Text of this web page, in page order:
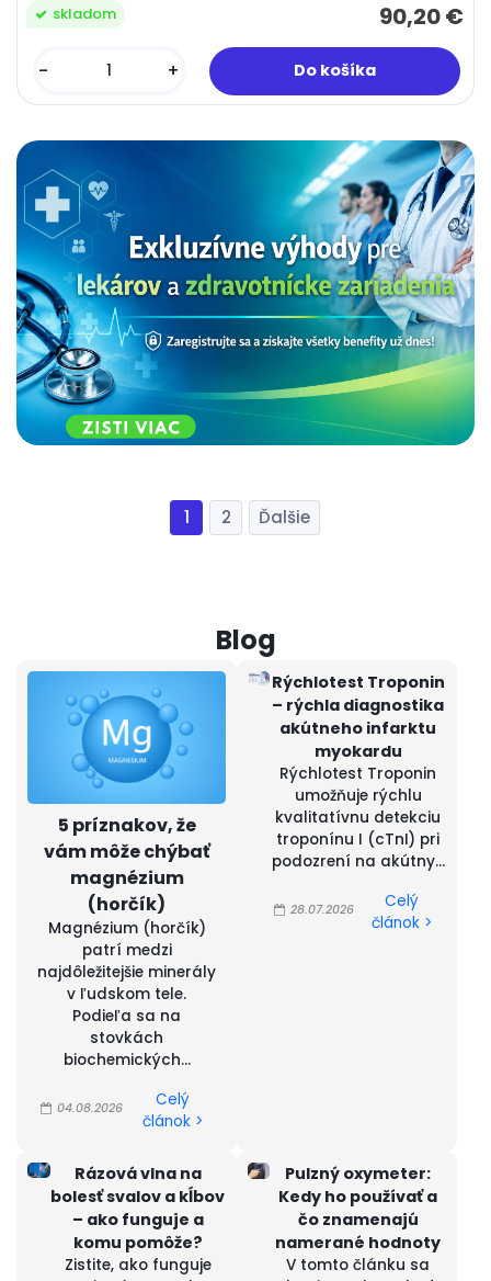
90,20 €
skladom
- +
1 2
5 príznakov, že
vám môže chýbať
magnézium
(horčík)
04.08.2026
Magnézium (horčík)
patrí medzi
najdôležitejšie minerály
v ľudskom tele.
Podieľa sa na
stovkách
biochemických...
Celý
článok >
Rýchlotest Troponin
– rýchla diagnostika
akútneho infarktu
myokardu
28.07.2026
Rýchlotest Troponin
umožňuje rýchlu
kvalitatívnu detekciu
troponínu I (cTnI) pri
podozrení na akútny...
Celý
článok >
Rázová vlna na
bolesť svalov a kĺbov
– ako funguje a
komu pomôže?
Zistite, ako funguje
Pulzný oxymeter:
Kedy ho používať a
čo znamenajú
namerané hodnoty
V tomto článku sa